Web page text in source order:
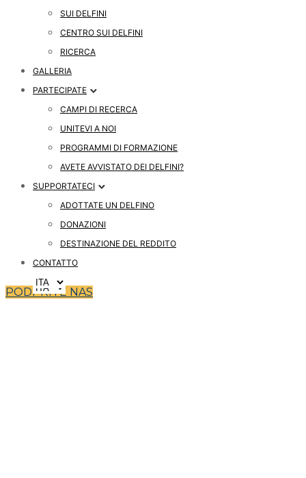
SUI DELFINI
CENTRO SUI DELFINI
RICERCA
GALLERIA
PARTECIPATE
CAMPI DI RECERCA
UNITEVI A NOI
PROGRAMMI DI FORMAZIONE
AVETE AVVISTATO DEI DELFINI?
SUPPORTATECI
ADOTTATE UN DELFINO
DONAZIONI
DESTINAZIONE DEL REDDITO
CONTATTO
PODPRITE NAS